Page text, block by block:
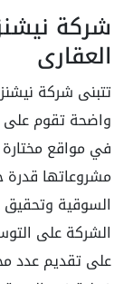
شركة
العقاري
تتبنى شركة
واضحة تقوم على
في مواقع
مشروعاتها
السوقية وتحقيق
الشركة على
على تقديم عدد